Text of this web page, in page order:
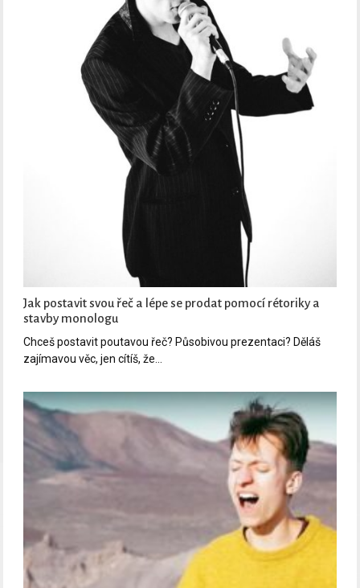
Jak postavit svou řeč a lépe se prodat pomocí rétoriky a
stavby monologu
Chceš postavit poutavou řeč? Působivou prezentaci? Děláš
zajímavou věc, jen cítíš, že…